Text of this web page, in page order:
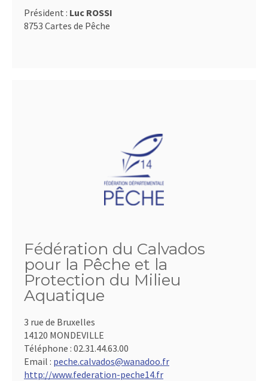
Président : Luc ROSSI
8753 Cartes de Pêche
Fédération du Calvados
pour la Pêche et la
Protection du Milieu
Aquatique
3 rue de Bruxelles
14120 MONDEVILLE
Téléphone : 02.31.44.63.00
Email : peche.calvados@wanadoo.fr
http://www.federation-peche14.fr